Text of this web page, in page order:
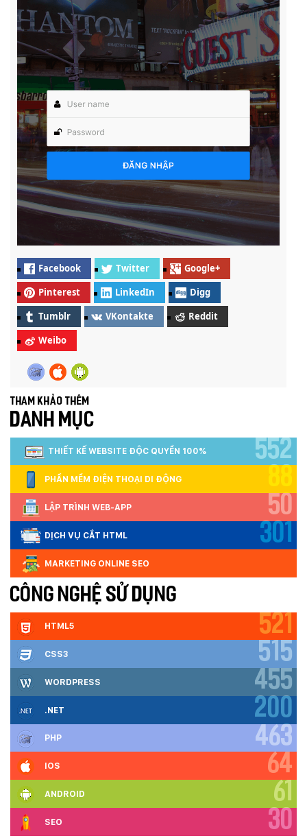
Facebook Twitter
Google+
Pinterest
LinkedIn
Digg
Tumblr
VKontakte
Reddit
Weibo
Tham khảo thêm
DANH MỤC
THIẾT KẾ WEBSITE ĐỘC QUYỀN 100% 552
PHẦN MỀM ĐIỆN THOẠI DI ĐỘNG 88
LẬP TRÌNH WEB-APP 50
DỊCH VỤ CẮT HTML 301
MARKETING ONLINE SEO
CÔNG NGHỆ SỬ DỤNG
HTML5 521
CSS3 515
WORDPRESS 455
.NET 200
PHP 463
IOS 64
ANDROID 61
SEO 30